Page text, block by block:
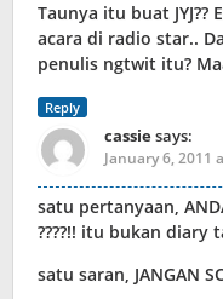
Taunya itu buat JYJ??
acara di radio star..
penulis ngtwit itu?
Reply
cassiesays:
January 6, 2011
satu pertanyaan,
????!! itu bukan diary
satu saran, JANGAN